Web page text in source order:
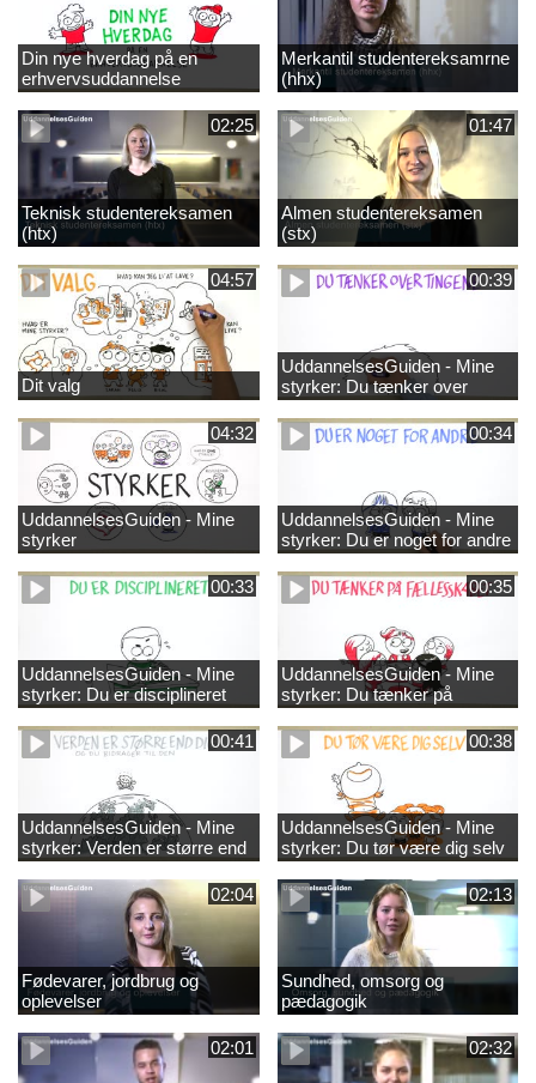
Din nye hverdag på en
erhvervsuddannelse
Merkantil studentereksamrne
(hhx)
02:25
Teknisk studentereksamen
(htx)
01:47
Almen studentereksamen
(stx)
04:57
Dit valg
00:39
UddannelsesGuiden - Mine
styrker: Du tænker over
tingene
04:32
UddannelsesGuiden - Mine
styrker
00:34
UddannelsesGuiden - Mine
styrker: Du er noget for andre
00:33
UddannelsesGuiden - Mine
styrker: Du er disciplineret
00:35
UddannelsesGuiden - Mine
styrker: Du tænker på
fællesskabet
00:41
UddannelsesGuiden - Mine
styrker: Verden er større end
dig og du bidrager til den
00:38
UddannelsesGuiden - Mine
styrker: Du tør være dig selv
02:04
Fødevarer, jordbrug og
oplevelser
02:13
Sundhed, omsorg og
pædagogik
02:01 02:32